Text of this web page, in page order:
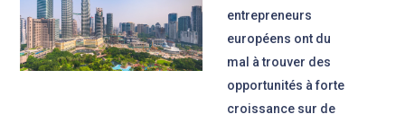
entrepreneurs
européens ont du
mal à trouver des
opportunités à forte
croissance sur de